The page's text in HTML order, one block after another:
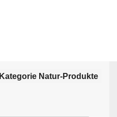
Kategorie Natur-Produkte